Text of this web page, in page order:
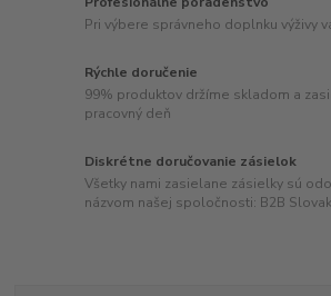
Pri výbere správneho doplnku výživy
Rýchle doručenie
99% produktov držíme skladom a
pracovný deň
Diskrétne doručovanie zásielok
Všetky nami zasielane zásielky sú
názvom našej spoločnosti: B2B